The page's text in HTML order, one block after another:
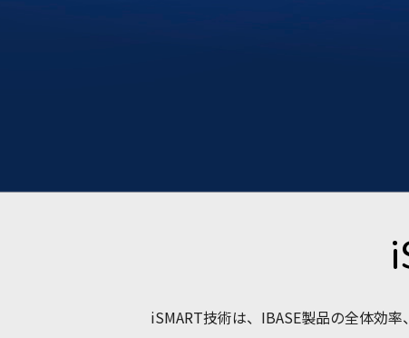
iSMART技術は、IBASE製品の全体効